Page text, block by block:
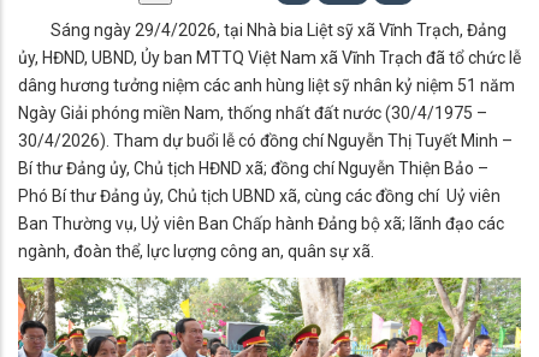
Sáng ngày 29/4/2026, tại Nhà bia Liệt sỹ xã Vĩnh Trạch, Đảng
ủy, HĐND, UBND, Ủy ban MTTQ Việt Nam xã Vĩnh Trạch đã tổ chức lễ
dâng hương tưởng niệm các anh hùng liệt sỹ nhân kỷ niệm 51 năm
Ngày Giải phóng miền Nam, thống nhất đất nước (30/4/1975 –
30/4/2026). Tham dự buổi lễ có đồng chí Nguyễn Thị Tuyết Minh –
Bí thư Đảng ủy, Chủ tịch HĐND xã; đồng chí Nguyễn Thiện Bảo –
Phó Bí thư Đảng ủy, Chủ tịch UBND xã, cùng các đồng chí Uỷ viên
Ban Thường vụ, Uỷ viên Ban Chấp hành Đảng bộ xã; lãnh đạo các
ngành, đoàn thể, lực lượng công an, quân sự xã.